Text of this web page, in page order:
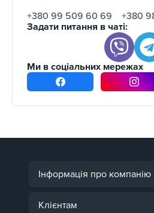
+380 99 509 60 69
+380
Задати питання в чаті:
Ми в соціальних мережах
Інформація про компанію
Клієнтам